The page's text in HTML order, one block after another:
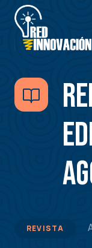
Pasar
contenido
principal
REVISTA